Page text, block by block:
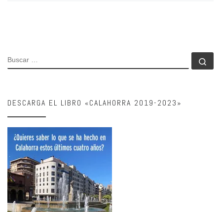
BUSCAR
DESCARGA EL LIBRO «CALAHORRA 2019-2023»